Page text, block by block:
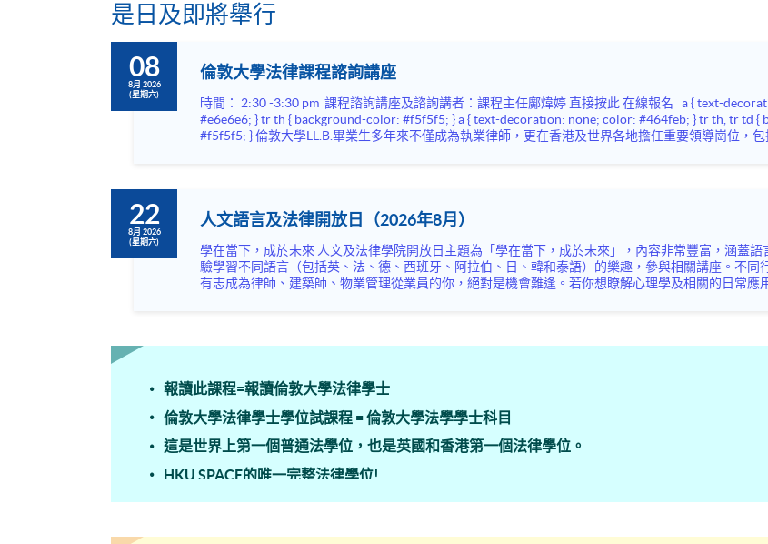
是日及即將舉行
08
8月 2026
(星期六)
倫敦大學法律課程諮詢講座
時間： 2:30 -3:30 pm 課程諮詢講座及諮詢講者：課程主任鄺煒婷 直接按此 在線報名 a { text-decoration: none; color: #464feb; } tr th, tr td { border: 1px solid
#e6e6e6; } tr th { background-color: #f5f5f5; } a { text-decoration: none; color: #464feb; } tr th, tr td { border: 1px solid #e6e6e6; } tr th { background-color:
#f5f5f5; } 倫敦大學LL.B.畢業生多年來不僅成為執業律師，更在香港及世界各地擔任重要領導崗位，包括： ⚖️ 律政司司長 ⚖️ 高等法院法官 ⚖️ 立法會議員 ⚖️ 香
22
8月 2026
(星期六)
人文語言及法律開放日（2026年8月）
學在當下，成於未來 人文及法律學院開放日主題為「學在當下，成於未來」，內容非常豐富，涵蓋語言，文化藝術及不同專業，絕不容錯過！ 歡迎閣下到來體
驗學習不同語言（包括英、法、德、西班牙、阿拉伯、日、韓和泰語）的樂趣，參與相關講座。不
有志成為律師、建築師、物業管理從業員的你，絕對是機會難逢。若你想瞭解心理學及相關的日常應用，我們的講座更是
報讀此課程=報讀倫敦大學法律學士
倫敦大學法律學士學位試課程 = 倫敦大學法學學士科目
這是世界上第一個普通法學位，也是英國和香港第一個法律學位。
HKU SPACE的唯一完整法律學位!
自 1890 年代起，倫敦大學法律學士學位已被國際視為法律學位的「黃金標準」。